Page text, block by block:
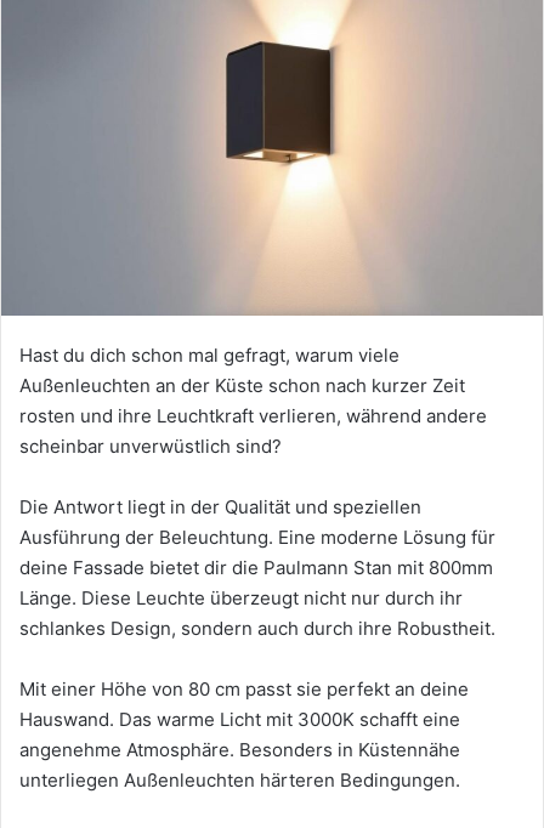
Hast du dich schon mal gefragt, warum viele
Außenleuchten an der Küste schon nach kurzer Zeit
rosten und ihre Leuchtkraft verlieren, während andere
scheinbar unverwüstlich sind?
Die Antwort liegt in der Qualität und speziellen
Ausführung der Beleuchtung. Eine moderne Lösung für
deine Fassade bietet dir die Paulmann Stan mit 800mm
Länge. Diese Leuchte überzeugt nicht nur durch ihr
schlankes Design, sondern auch durch ihre Robustheit.
Mit einer Höhe von 80 cm passt sie perfekt an deine
Hauswand. Das warme Licht mit 3000K schafft eine
angenehme Atmosphäre. Besonders in Küstennähe
unterliegen Außenleuchten härteren Bedingungen.